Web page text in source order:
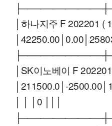
│하나지주 F 202201 (
│SK이노베이 F
│211500.0│-
│ │ │0 │││